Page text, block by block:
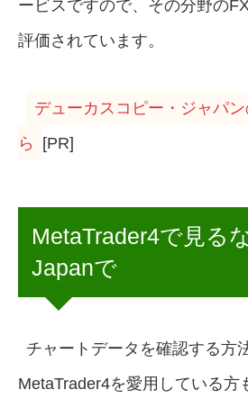
ービスですので、その分野の
評価されています。
デューカスコピー・ジャパ
ら
[PR]
MetaTrader4で見る
Japanで
チャートデータを確認する方
MetaTrader4を愛用している方